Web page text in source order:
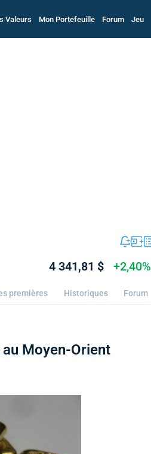
Valeurs Mon Portefeuille Forum Jeu
4 341,81 $ +2,40%
premières Historiques Forum
Moyen-Orient